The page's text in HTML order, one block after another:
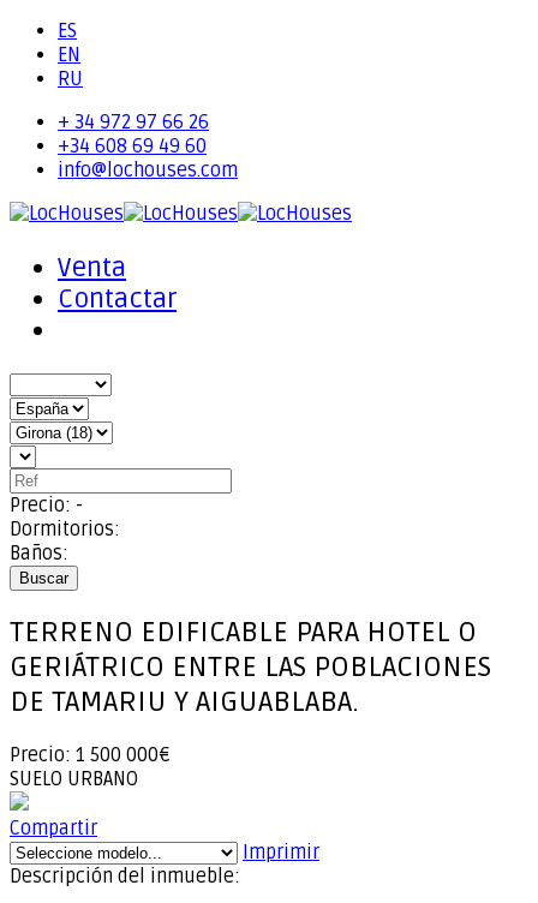
ES
EN
RU
+ 34 972 97 66 26
+34 608 69 49 60
info@lochouses.com
Venta
Contactar
Precio: -
Dormitorios:
Baños:
Buscar
TERRENO EDIFICABLE PARA HOTEL O
GERIÁTRICO ENTRE LAS POBLACIONES
DE TAMARIU Y AIGUABLABA.
Precio: 1 500 000€
SUELO URBANO
Compartir
Imprimir
Descripción del inmueble: